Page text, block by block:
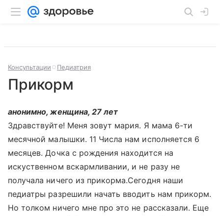
Консультации Педиатрия
Прикорм
анонимно, женщина, 27 лет
Здравствуйте! Меня зовут мария. Я мама 6-ти
месячной малышки. 11 Числа нам исполняется 6
месяцев. Дочка с рождения находится на
искуственном вскармливании, и не разу не
получала ничего из прикорма.Сегодня наши
педиатры разрешили начать вводить нам прикорм.
Но толком ничего мне про это не рассказали. Еще